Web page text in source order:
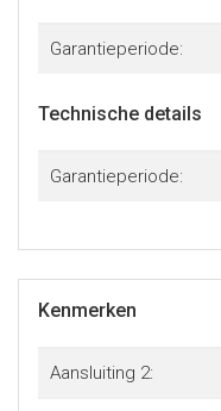
Garantieperiode:
Technische details
Garantieperiode:
Kenmerken
Aansluiting 2: